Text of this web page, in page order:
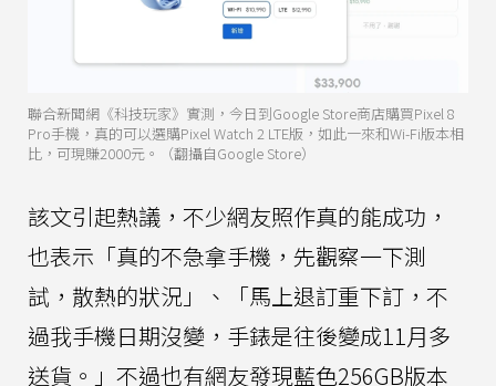
聯合新聞網《科技玩家》實測，今日到Google Store商店購買Pixel 8
Pro手機，真的可以選購Pixel Watch 2 LTE版，如此一來和Wi-Fi版本相
比，可現賺2000元。（翻攝自Google Store）
該文引起熱議，不少網友照作真的能成功，
也表示「真的不急拿手機，先觀察一下測
試，散熱的狀況」、「馬上退訂重下訂，不
過我手機日期沒變，手錶是往後變成11月多
送貨。」不過也有網友發現藍色256GB版本